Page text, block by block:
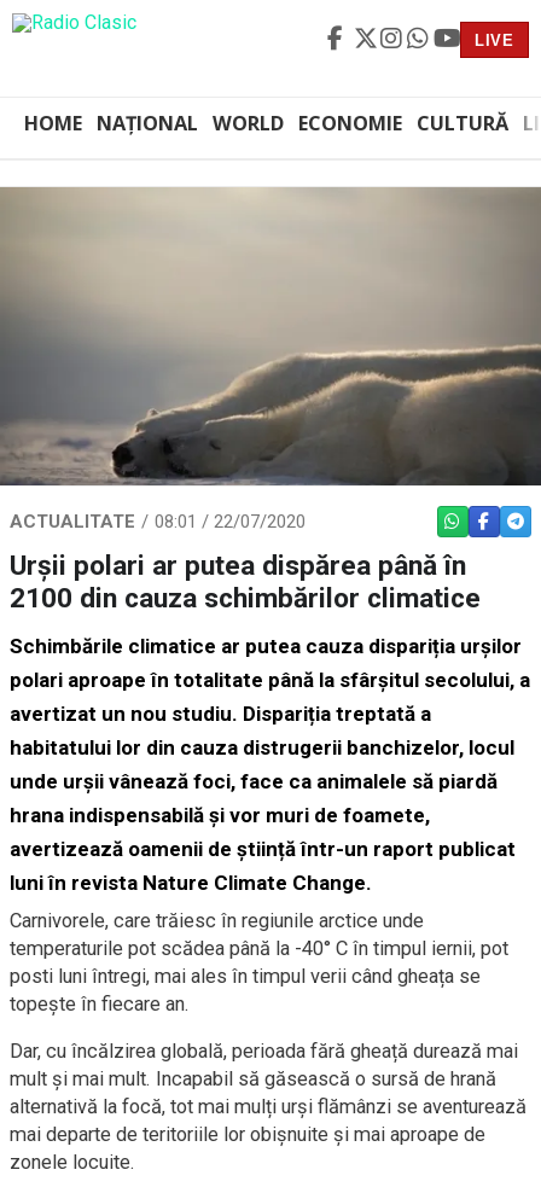
LIVE
HOME NAȚIONAL WORLD ECONOMIE CULTURĂ
ACTUALITATE 08:01 / 22/07/2020 WHATSAPP
Urșii polari ar putea dispărea până în
2100 din cauza schimbărilor climatice
Schimbările climatice ar putea cauza dispariția urșilor
polari aproape în totalitate până la sfârșitul secolului, a
avertizat un nou studiu. Dispariția treptată a
habitatului lor din cauza distrugerii banchizelor, locul
unde urșii vânează foci, face ca animalele să piardă
hrana indispensabilă și vor muri de foamete,
avertizează oamenii de știință într-un raport publicat
luni în revista Nature Climate Change.
Carnivorele, care trăiesc în regiunile arctice unde
temperaturile pot scădea până la -40° C în timpul iernii, pot
posti luni întregi, mai ales în timpul verii când gheața se
topește în fiecare an.
Dar, cu încălzirea globală, perioada fără gheață durează mai
mult și mai mult. Incapabil să găsească o sursă de hrană
alternativă la focă, tot mai mulți urși flămânzi se aventurează
mai departe de teritoriile lor obișnuite și mai aproape de
zonele locuite.